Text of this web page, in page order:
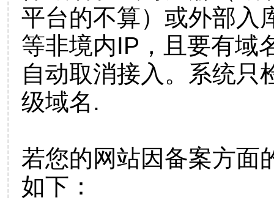
平台的不算）或外部入
等非境内IP，且要有域
自动取消接入。系统只
级域名.
若您的网站因备案方面
如下：